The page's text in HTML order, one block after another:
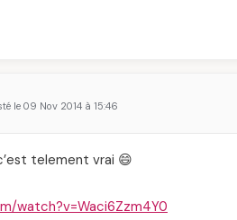
le 09 Nov 2014 à 15:46
telement vrai 😄
watch?v=Waci6Zzm4Y0